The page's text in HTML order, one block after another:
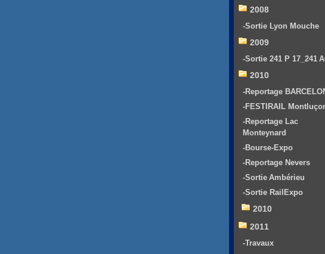
2008
-Sortie Lyon Mouche
2009
-Sortie 241 P 17_241
2010
-Reportage
-FESTIRAIL
-Reportage Lac
Monteynard
-Bourse-Expo
-Reportage Nevers
-Sortie Ambérieu
-Sortie RailExpo
2010
2011
-Travaux